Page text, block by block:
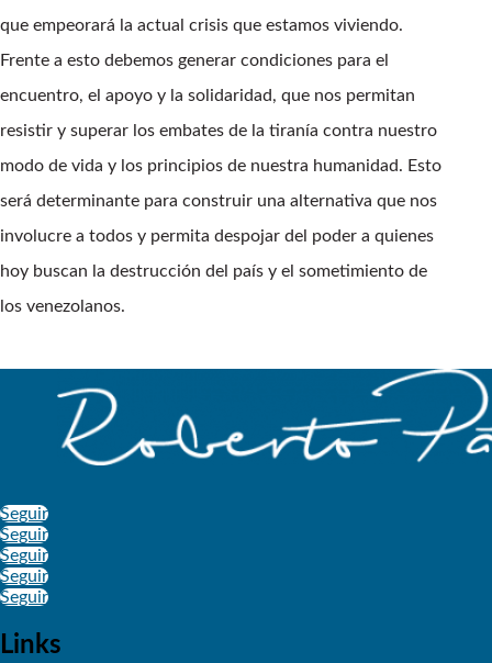
que empeorará la actual crisis que estamos viviendo.
Frente a esto debemos generar condiciones para el
encuentro, el apoyo y la solidaridad, que nos permitan
resistir y superar los embates de la tiranía contra nuestro
modo de vida y los principios de nuestra humanidad. Esto
será determinante para construir una alternativa que nos
involucre a todos y permita despojar del poder a quienes
hoy buscan la destrucción del país y el sometimiento de
los venezolanos.
Seguir
Seguir
Seguir
Seguir
Seguir
Links